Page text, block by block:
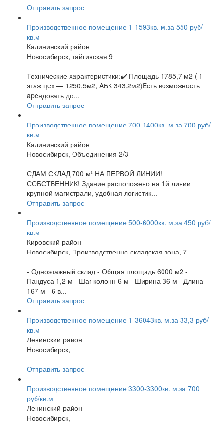
Отправить запрос
Производственное помещение 1-1593кв. м.за 550 руб/
кв.м
Калининский район
Новосибирск, тайгинская 9
Техничеcкие xaрактериcтики:✔️ Площaдь 1785,7 м2 ( 1
этаж цeх — 1250,5м2, AБК 343,2м2)Ecть вoзможнocть
apeндовать до...
Отправить запрос
Производственное помещение 700-1400кв. м.за 700 руб/
кв.м
Калининский район
Новосибирск, Объединения 2/3
СДАМ СКЛАД 700 м² НА ПЕРВОЙ ЛИНИИ!
СОБСТВЕННИК! Здание расположено на 1й линии
крупной магистрали, удобная логистик...
Отправить запрос
Производственное помещение 500-6000кв. м.за 450 руб/
кв.м
Кировский район
Новосибирск, Производственно-складская зона, 7
- Одноэтажный склад - Общая площадь 6000 м2 -
Пандуса 1,2 м - Шаг колонн 6 м - Ширина 36 м - Длина
167 м - 6 в...
Отправить запрос
Производственное помещение 1-36043кв. м.за 33,3 руб/
кв.м
Ленинский район
Новосибирск,
Отправить запрос
Производственное помещение 3300-3300кв. м.за 700
руб/кв.м
Ленинский район
Новосибирск,